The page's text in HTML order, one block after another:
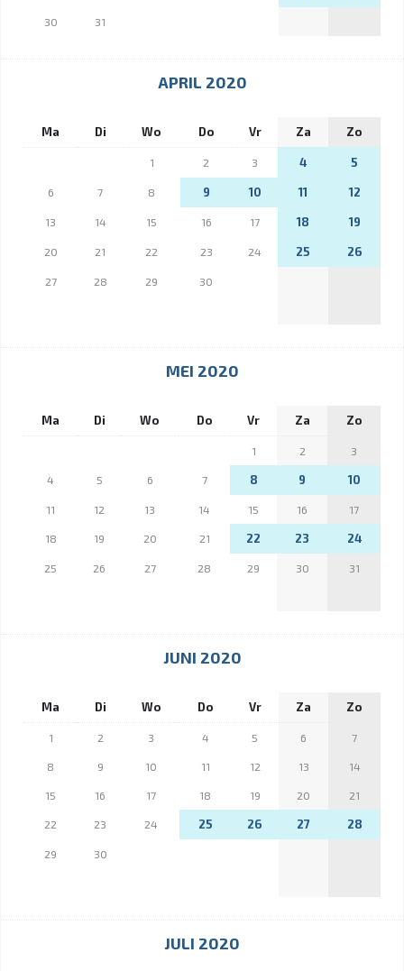
30 31
APRIL 2020
Ma Di Wo Do Vr Za Zo
1 2 3 4 5
6 7 8 9 10 11 12
13 14 15 16 17 18 19
20 21 22 23 24 25 26
27 28 29 30
MEI 2020
Ma Di Wo Do Vr Za Zo
1 2 3
4 5 6 7 8 9 10
11 12 13 14 15 16 17
18 19 20 21 22 23 24
25 26 27 28 29 30 31
JUNI 2020
Ma Di Wo Do Vr Za Zo
1 2 3 4 5 6 7
8 9 10 11 12 13 14
15 16 17 18 19 20 21
22 23 24 25 26 27 28
29 30
JULI 2020